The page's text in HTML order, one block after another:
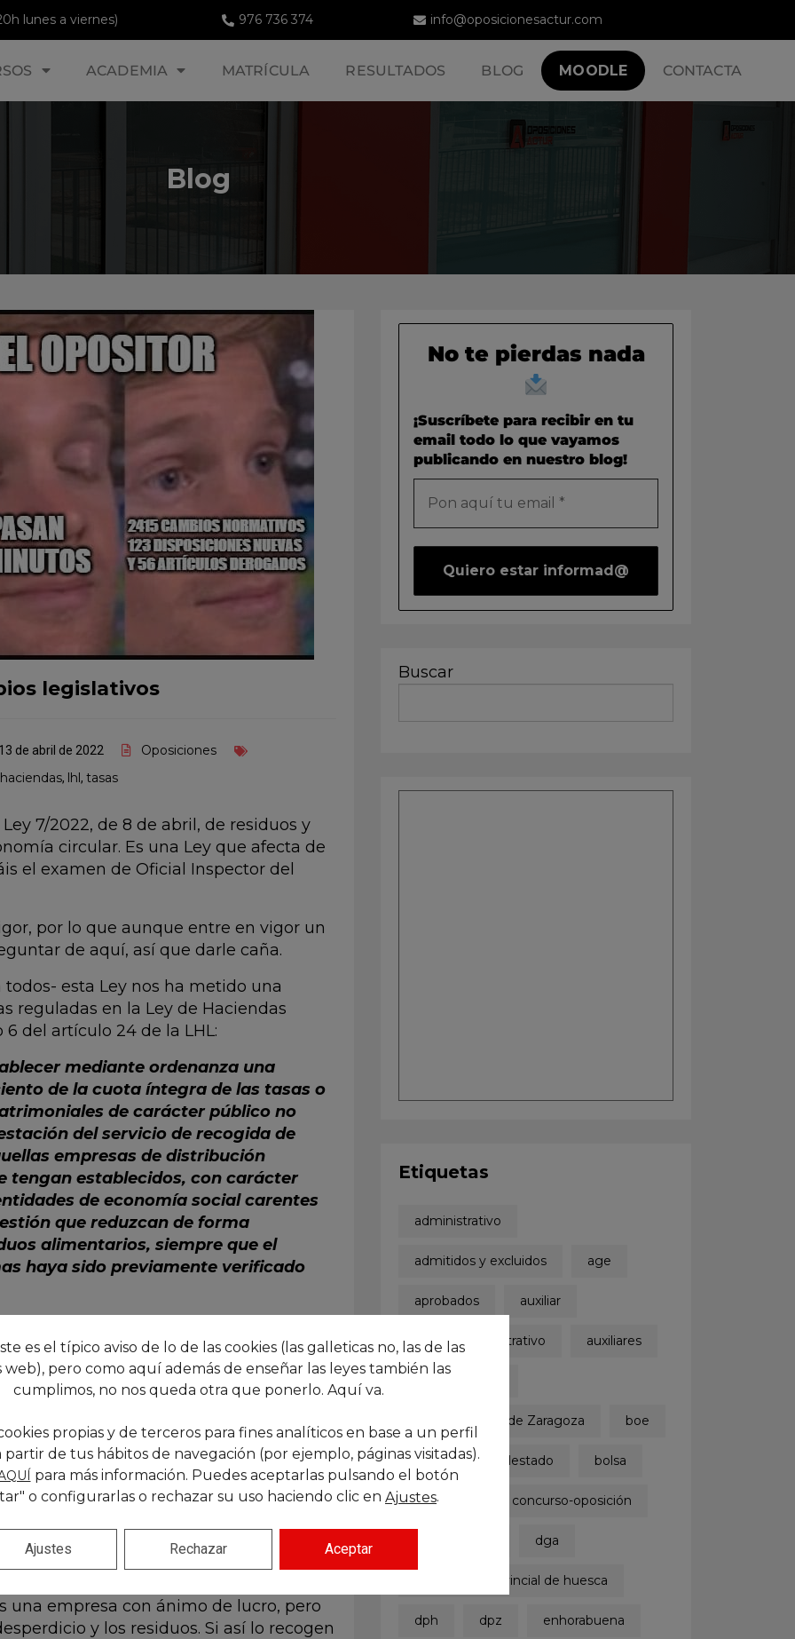
lunes a viernes) 976 736 374 info@oposicionesactur.com
ACADEMIA MATRÍCULA RESULTADOS BLOG MOODLE CONTACTA
Blog
legislativos
13 de abril de 2022
Oposiciones
haciendas, lhl, tasas
7/2022, de 8 de abril, de residuos y
circular. Es una Ley que afecta de
el examen de Oficial Inspector del
por lo que aunque entre en vigor un
de aquí, así que darle caña.
esta Ley nos ha metido una
reguladas en la Ley de Haciendas
del artículo 24 de la LHL:
mediante ordenanza una
de la cuota íntegra de las tasas o
de carácter público no
del servicio de recogida de
empresas de distribución
tengan establecidos, con carácter
de economía social carentes
que reduzcan de forma
alimentarios, siempre que el
haya sido previamente verificado
sustantivos y formales de la
regular en la ordenanza fiscal o norma
no tributaria de recogida de basuras
o sus hijos de derecho público, o
privada) una bonificación de hasta
etc., que tengan algún tipo de
sin ánimo de lucro u otro tipo
los residuos. Aquí -aunque
las ordenanzas fiscales-
Cruz Roja, Cáritas, etc., de manera que
si podría caber TooGoodToGo, que
empresa con ánimo de lucro, pero
y los residuos. Si así lo recogen
No te pierdas nada
¡Suscríbete para recibir en tu
email todo lo que vayamos
publicando en nuestro blog!
Buscar
Etiquetas
administrativo
admitidos y excluidos age
aprobados auxiliar
auxiliar administrativo auxiliares
Ayuntamiento de Zaragoza boe
boletinoficialdelestado bolsa
concurso concurso-oposición
dga
diputación provincial de huesca
dph dpz enhorabuena
es el típico aviso de lo de las cookies (las galleticas no, las de las
web), pero como aquí además de enseñar las leyes también las
cumplimos, no nos queda otra que ponerlo. Aquí va.
propias y de terceros para fines analíticos en base a un perfil
partir de tus hábitos de navegación (por ejemplo, páginas visitadas).
para más información. Puedes aceptarlas pulsando el botón
o configurarlas o rechazar su uso haciendo clic en Ajustes.
Aceptar
Rechazar
Ajustes